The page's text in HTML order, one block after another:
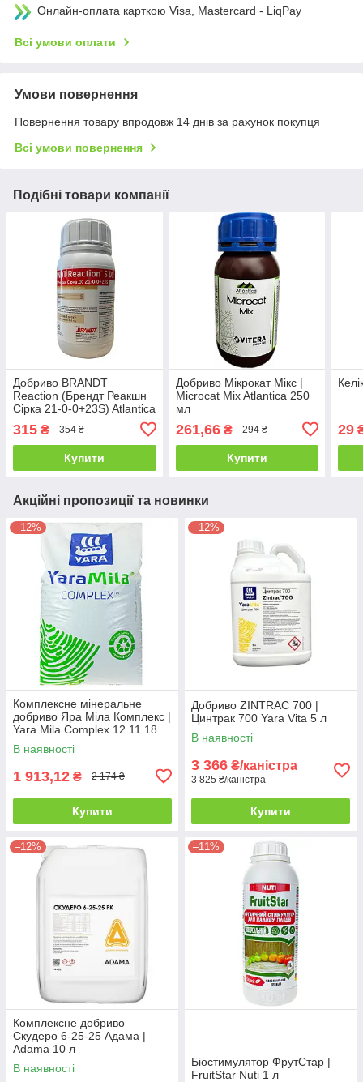
Онлайн-оплата карткою Visa, Mastercard - LiqPay
Всі умови оплати
Умови повернення
Повернення товару впродовж 14 днів за рахунок покупця
Всі умови повернення
Подібні товари компанії
Добриво BRANDT
Reaction (Брендт Реакшн
Сірка 21-0-0+23S) Atlantica
315 ₴ 354 ₴
Купити
Добриво Мікрокат Мікс |
Microcat Mix Atlantica 250
мл
261,66₴ 294 ₴
Купити
29
Акційні пропозиції та новинки
–12%
Комплексне мінеральне
добриво Яра Міла Комплекс |
Yara Mila Complex 12.11.18
25 кг
В наявності
1 913,12 ₴ 2 174 ₴
Купити
–12%
Добриво ZINTRAC 700 |
Цинтрак 700 Yara Vita 5 л
В наявності
3 366 ₴/каністра
3 825 ₴/каністра
Купити
–12%
Комплексне добриво
Скудеро 6-25-25 Адама |
Adama 10 л
В наявності
–11%
Біостимулятор ФрутСтар |
FruitStar Nuti 1 л